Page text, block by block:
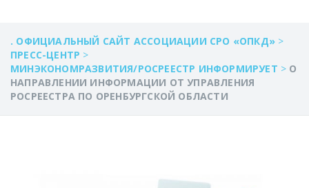
. ОФИЦИАЛЬНЫЙ САЙТ АССОЦИАЦИИ СРО «ОПКД» >
ПРЕСС-ЦЕНТР >
МИНЭКОНОМРАЗВИТИЯ/РОСРЕЕСТР ИНФОРМИРУЕТ > О
НАПРАВЛЕНИИ ИНФОРМАЦИИ ОТ УПРАВЛЕНИЯ
РОСРЕЕСТРА ПО ОРЕНБУРГСКОЙ ОБЛАСТИ